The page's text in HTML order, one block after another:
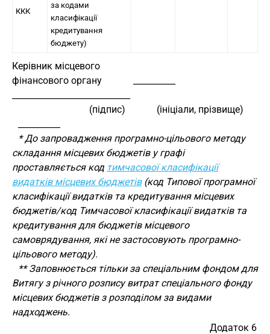
ККК
за кодами
класифікації
кредитування
бюджету)
Керівник місцевого
фінансового органу             __________
                                (підпис)             (ініціали, прізвище)
* До запровадження програмно-цільового методу
складання місцевих бюджетів у графі
проставляється код тимчасової класифікації
видатків місцевих бюджетів(код Типової програмної
класифікації видатків та кредитування місцевих
бюджетів/код Тимчасової класифікації видатків та
кредитування для бюджетів місцевого
самоврядування, які не застосовують програмно-
цільового методу).
** Заповнюється тільки за спеціальним фондом для
Витягу з річного розпису витрат спеціального фонду
місцевих бюджетів з розподілом за видами
надходжень.
Додаток 6